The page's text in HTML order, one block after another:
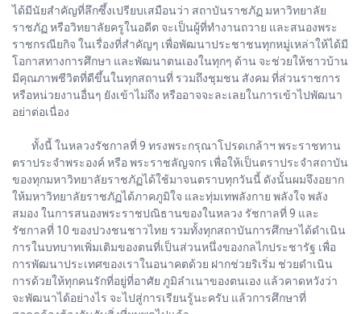
ได้มีนัยสำคัญที่ลึกซึ้งเปรียบเสมือนว่า สถาบันราชภัฏ มหาวิทยาลัย
ราชภัฏ หรือวิทยาลัยครูในอดีต จะเป็นผู้ที่ทำงานถวาย และสนองพระ
ราชกรณียกิจ ในเรื่องที่สำคัญๆ เพื่อพัฒนาประชาชนทุกหมู่เหล่าให้ได้มี
โอกาสทางการศึกษา และพัฒนาตนเองในทุกๆ ด้าน จะช่วยให้ชาวบ้าน
มีคุณภาพชีวิตที่ดีขึ้นในทุกสถานที่ รวมถึงชุมชน สังคม ที่ส่วนราชการ
หรือหน่วยงานอื่นๆ ยังเข้าไม่ถึง หรืออาจจะละเลยในการเข้าไปพัฒนา
อย่าต่อเนื่อง
ทั้งนี้ ในหลวงรัชกาลที่ 9 ทรงพระกรุณาโปรดเกล้าฯ พระราชทาน
ตราประจำพระองค์ หรือ พระราชลัญจกร เพื่อให้เป็นตราประจำสถาบัน
ของทุกมหาวิทยาลัยราชภัฏได้ใช้มาจนตราบทุกวันนี้ ดังนั้นผมจึงอยาก
ให้มหาวิทยาลัยราชภัฏได้ภาคภูมิใจ และทุ่มเทพลังกาย พลังใจ พลัง
สมอง ในการสนองพระราชปณิธานของในหลวง รัชกาลที่ 9 และ
รัชกาลที่ 10 ของปวงชนชาวไทย รวมทั้งทุกสถาบันการศึกษาได้ดำเนิน
การในบทบาทเพิ่มเติมของตนที่เป็นส่วนหนึ่งของกลไกประชารัฐ เพื่อ
การพัฒนาประเทศของเราในอนาคตด้วย ฝากช่วยริเริ่ม ช่วยดำเนิน
การด้วยให้ทุกคนรักที่อยู่ที่อาศัย ภูมิลำเนาของตนเอง แล้วคาดหวังว่า
จะพัฒนาได้อย่างไร จะไปสู่การเรียนรู้นะครับ แล้วการศึกษาที่